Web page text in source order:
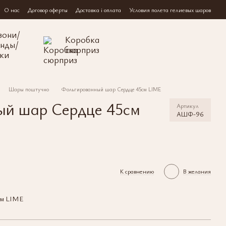
О нас Договор оферты Доставка і оплата Условия полета гелиевых шаров
Коробка
сюрприз
Шары поштучно Фольгированный шар Сердце 45см LIME
шар Сердце 45см Артикул
АШФ-96
К сравнению В желания
LIME